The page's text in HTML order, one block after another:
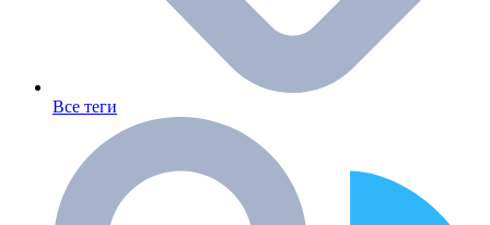
Все теги